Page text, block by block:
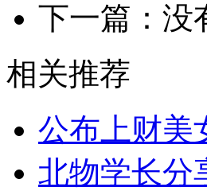
下一篇：没
相关推荐
公布上财美
北物学长分